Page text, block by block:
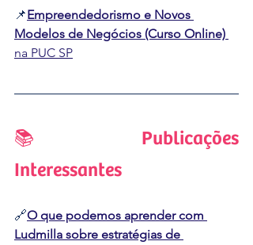
📌Empreendedorismo e Novos
Modelos de Negócios (Curso Online)
na PUC SP
📚 Publicações
Interessantes
🔗O que podemos aprender com
Ludmilla sobre estratégias de